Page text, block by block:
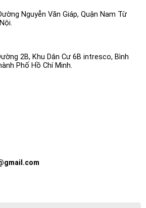
Nguyễn Văn Giáp, Quận Nam Từ
2B, Khu Dân Cư 6B intresco, Bình
Phố Hồ Chí Minh.